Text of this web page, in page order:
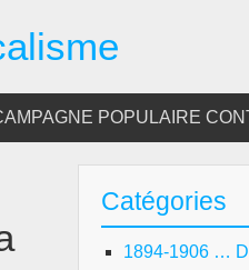
POPULAIRE
Catégories
1894-1906 …